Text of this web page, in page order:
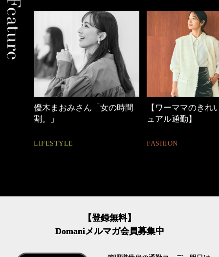
女の時間
【ワーママのきれいめカジ
ュアル通勤】
FASHION
心地よくいら
とは
FASHION
【登録無料】
Domaniメルマガ会員募集中